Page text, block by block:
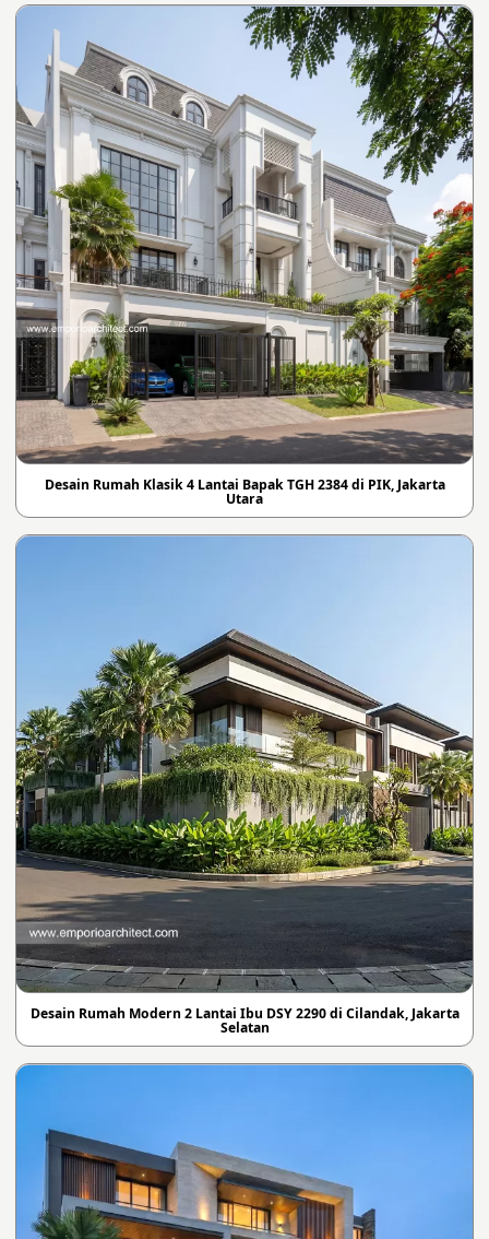
Desain Rumah Klasik 4 Lantai Bapak TGH 2384 di PIK, Jakarta
Utara
Desain Rumah Modern 2 Lantai Ibu DSY 2290 di Cilandak, Jakarta
Selatan